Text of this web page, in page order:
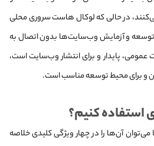
در حالی که لوکال هاست سروری محلی
توسعه و آزمایش وب‌سایت‌ها بدون اتصال به
پایدار و برای انتشار وب‌سایت است،
و برای محیط توسعه مناسب است.
استفاده کنیم؟
می‌توان آن‌ها را در چهار ویژگی کلیدی خلاصه